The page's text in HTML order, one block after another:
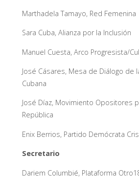
Marthadela Tamayo, Red Femenina
Sara Cuba, Alianza por la Inclusión
Manuel Cuesta, Arco Progresista/
José Cásares, Mesa de Diálogo de
Cubana
José Díaz, Movimiento Opositores
República
Enix Berrios, Partido Demócrata
Secretario
Dariem Columbié, Plataforma